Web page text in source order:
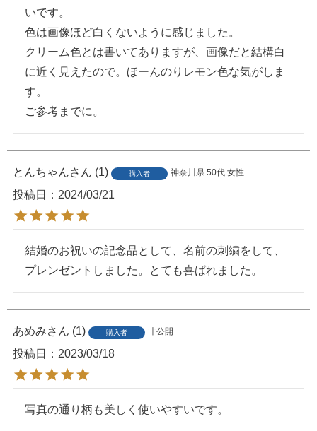
いです。
色は画像ほど白くないように感じました。
クリーム色とは書いてありますが、画像だと結構白
に近く見えたので。ほーんのりレモン色な気がしま
す。
ご参考までに。
とんちゃん 1 購入者 神奈川県 50代 女性
投稿日 2024/03/21
結婚のお祝いの記念品として、名前の刺繍をして、
プレンゼントしました。とても喜ばれました。
あめみ 1 購入者 非公開
投稿日 2023/03/18